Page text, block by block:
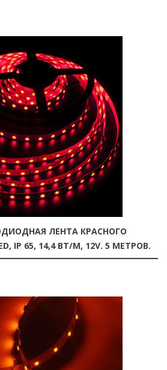
ЛЕНТА КРАСНОГО
IP 65, 14,4 ВТ/М, 12V. 5 МЕТРОВ.